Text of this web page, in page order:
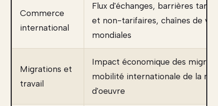
Commerce
international
Flux d'échanges, barrières
et non-tarifaires, chaînes de
mondiales
Migrations et
travail
Impact économique des
mobilité internationale de la
d'oeuvre